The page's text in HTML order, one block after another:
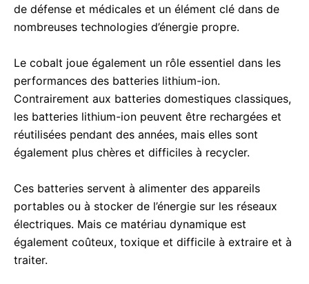
de défense et médicales et un élément clé dans de
nombreuses technologies d’énergie propre.
Le cobalt joue également un rôle essentiel dans les
performances des batteries lithium-ion.
Contrairement aux batteries domestiques classiques,
les batteries lithium-ion peuvent être rechargées et
réutilisées pendant des années, mais elles sont
également plus chères et difficiles à recycler.
Ces batteries servent à alimenter des appareils
portables ou à stocker de l’énergie sur les réseaux
électriques. Mais ce matériau dynamique est
également coûteux, toxique et difficile à extraire et à
traiter.